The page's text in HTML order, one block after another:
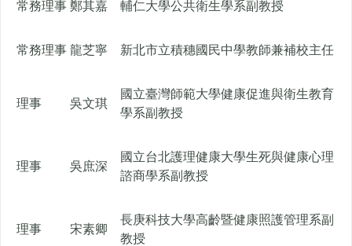
常務理事 鄭其嘉 輔仁大學公共衛生學系副教授
常務理事 龍芝寧 新北市立積穗國民中學教師兼補校主任
理事 吳文琪
國立臺灣師範大學健康促進與衛生教育
學系副教授
理事 吳庶深
國立台北護理健康大學生死與健康心理
諮商學系副教授
理事 宋素卿
長庚科技大學高齡暨健康照護管理系副
教授